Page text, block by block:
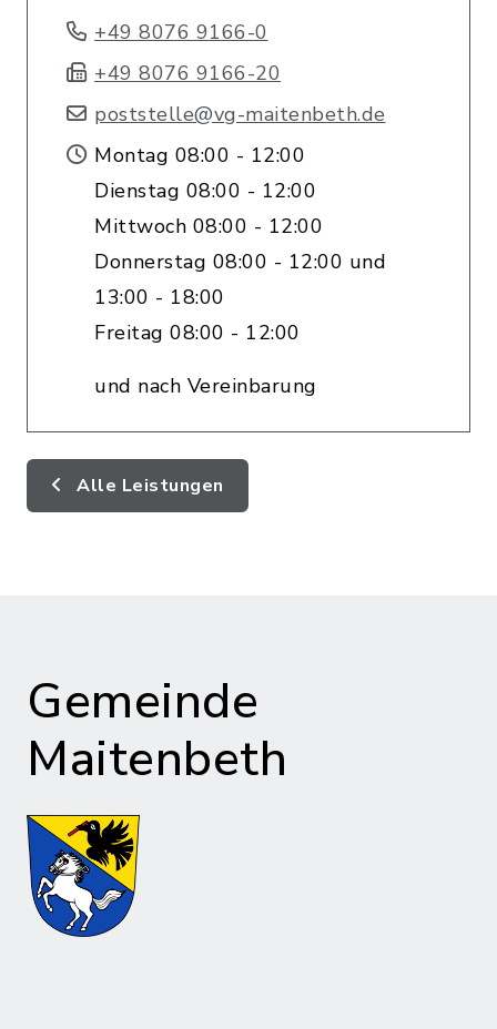
+49 8076 9166-0
+49 8076 9166-20
poststelle@vg-maitenbeth.de
Montag 08:00 - 12:00
Dienstag 08:00 - 12:00
Mittwoch 08:00 - 12:00
Donnerstag 08:00 - 12:00 und
13:00 - 18:00
Freitag 08:00 - 12:00
und nach Vereinbarung
Alle Leistungen
Gemeinde
Maitenbeth